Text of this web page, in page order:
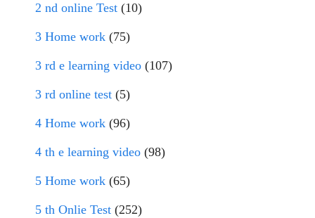
2 nd online Test (10)
3 Home work (75)
3 rd e learning video (107)
3 rd online test (5)
4 Home work (96)
4 th e learning video (98)
5 Home work (65)
5 th Onlie Test (252)